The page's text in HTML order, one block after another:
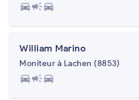
directions_carcampaigndirections_car
William Marino
Moniteur à Lachen (8853)
directions_carcampaigndirections_car